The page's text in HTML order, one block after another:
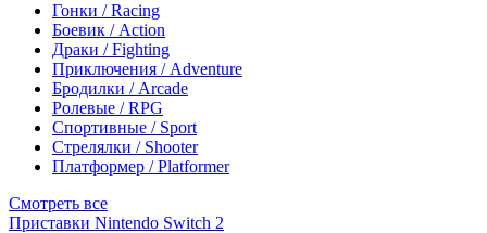
Гонки / Racing
Боевик / Action
Драки / Fighting
Приключения / Adventure
Бродилки / Arcade
Ролевые / RPG
Спортивные / Sport
Стрелялки / Shooter
Платформер / Platformer
Смотреть все
Приставки Nintendo Switch 2